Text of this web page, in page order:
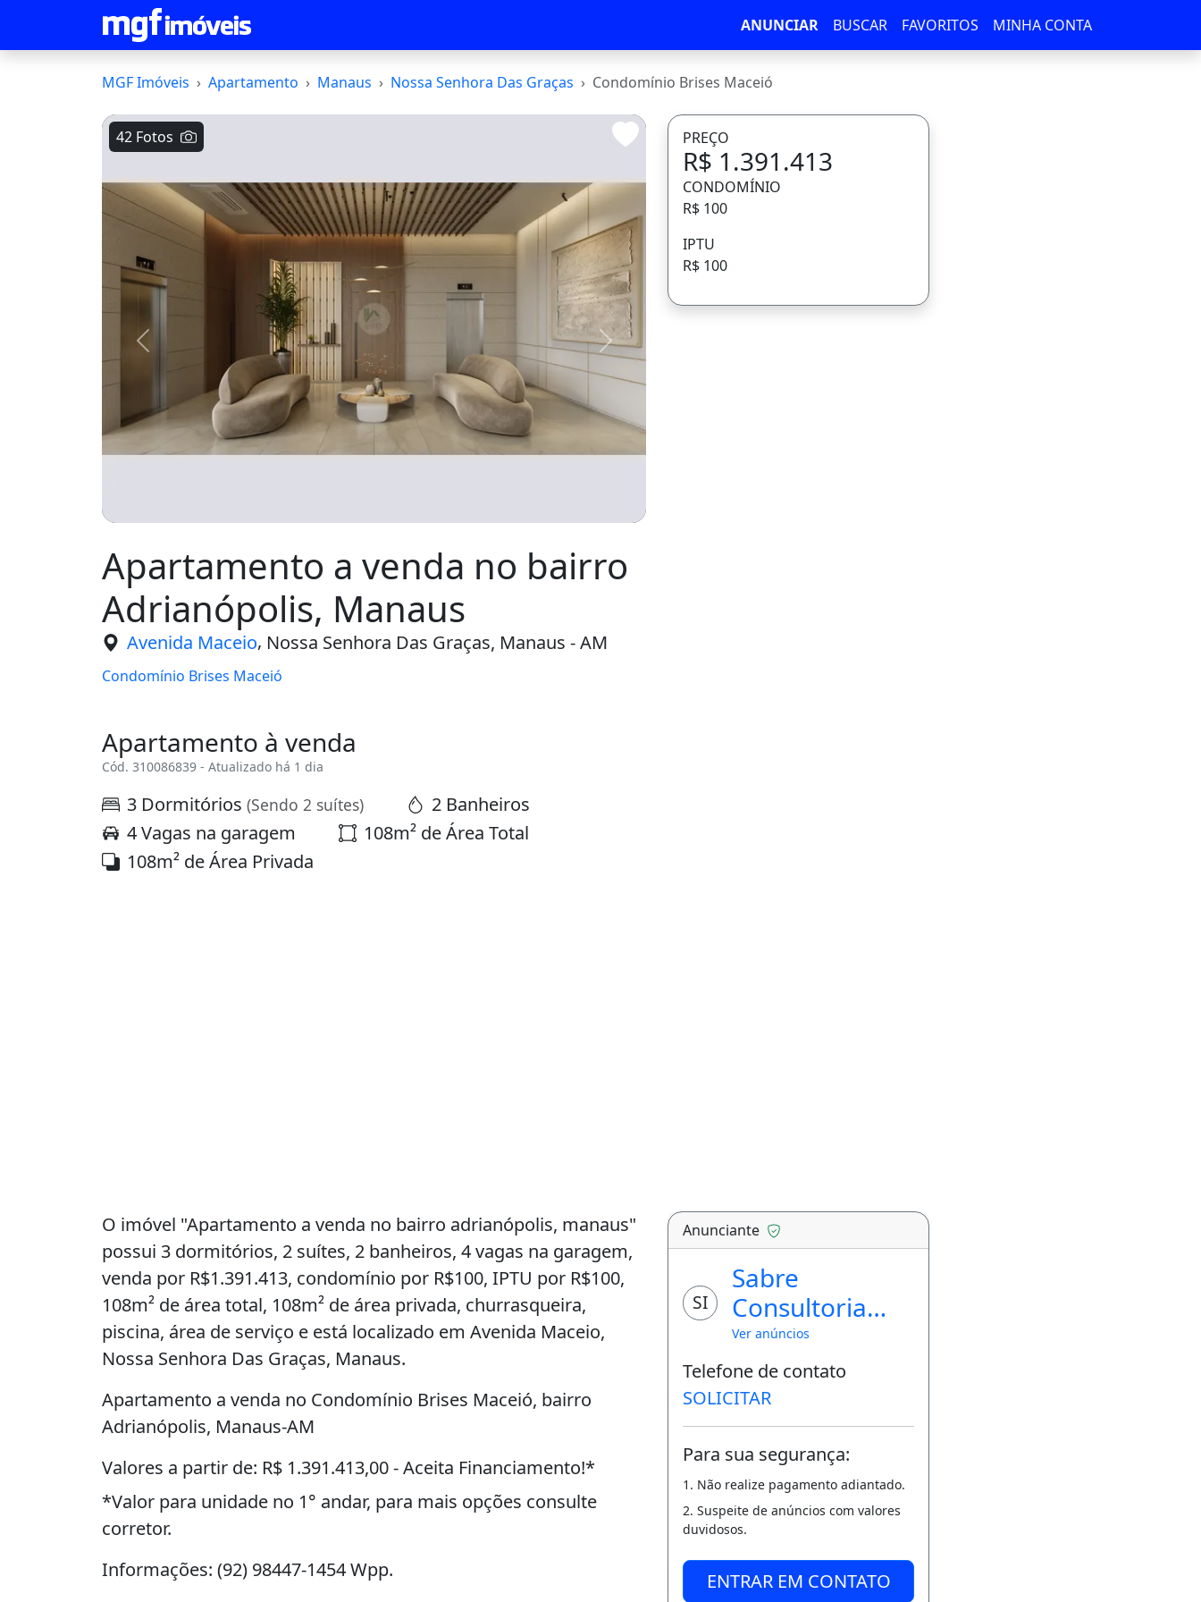
ANUNCIAR BUSCAR FAVORITOS MINHA CONTA
MGF Imóveis Apartamento Manaus Nossa Senhora Das Graças Condomínio Brises Maceió
42 Fotos
Voltar Avançar
Apartamento a venda no bairro
Adrianópolis, Manaus
Avenida Maceio, Nossa Senhora Das Graças, Manaus - AM
Condomínio Brises Maceió
Apartamento à venda
Cód. 310086839 - Atualizado há 1 dia
3 Dormitórios (Sendo 2 suítes)
2 Banheiros
4 Vagas na garagem
108m² de Área Total
108m² de Área Privada
PREÇO
R$ 1.391.413
CONDOMÍNIO
R$ 100
IPTU
R$ 100
O imóvel "Apartamento a venda no bairro adrianópolis, manaus"
possui 3 dormitórios, 2 suítes, 2 banheiros, 4 vagas na garagem,
venda por R$1.391.413, condomínio por R$100, IPTU por R$100,
108m² de área total, 108m² de área privada, churrasqueira,
piscina, área de serviço e está localizado em Avenida Maceio,
Nossa Senhora Das Graças, Manaus.
Apartamento a venda no Condomínio Brises Maceió, bairro
Adrianópolis, Manaus-AM
Valores a partir de: R$ 1.391.413,00 - Aceita Financiamento!*
*Valor para unidade no 1° andar, para mais opções consulte
corretor.
Informações: (92) 98447-1454 Wpp.
Anunciante
SI
Sabre
Consultoria
Imobiliária
Ver anúncios
Telefone de contato
SOLICITAR
Para sua segurança:
1. Não realize pagamento adiantado.
2. Suspeite de anúncios com valores
duvidosos.
ENTRAR EM CONTATO